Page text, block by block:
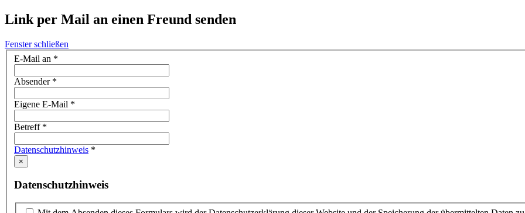
Link per Mail an einen Freund senden
Fenster schließen
E-Mail an *
Absender*
Eigene E-Mail *
Betreff*
Datenschutzhinweis *
×
Datenschutzhinweis